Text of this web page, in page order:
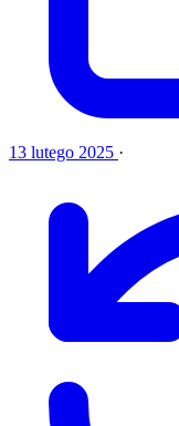
13 lutego 2025 ·